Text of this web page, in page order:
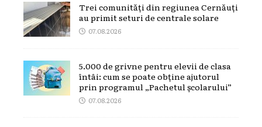
Trei comunități din regiunea Cernăuți
au primit seturi de centrale solare
07.08.2026
5.000 de grivne pentru elevii de clasa
întâi: cum se poate obține ajutorul
prin programul „Pachetul școlarului”
07.08.2026